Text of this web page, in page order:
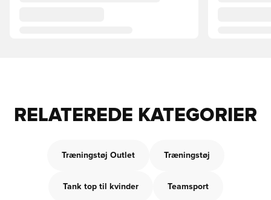
RELATEREDE KATEGORIER
Træningstøj Outlet Træningstøj
Tank top til kvinder Teamsport